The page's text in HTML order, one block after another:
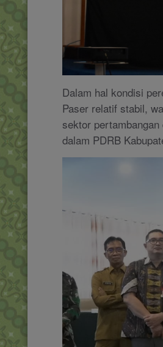
Dalam hal kondisi
Paser relatif stabil,
sektor
dalam PDRB